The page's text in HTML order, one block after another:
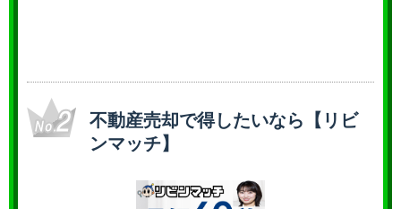
不動産売却で得したいなら【リビ
ンマッチ】